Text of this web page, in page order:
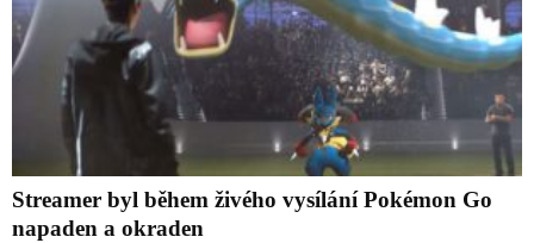
Streamer byl během živého vysílání Pokémon Go
napaden a okraden